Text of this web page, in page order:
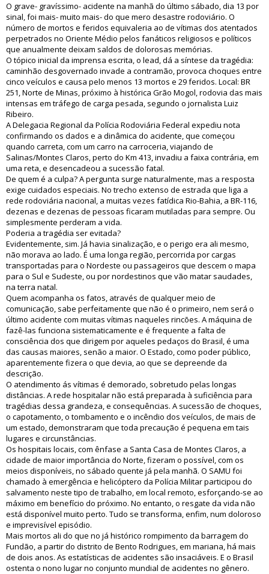
O grave- gravíssimo- acidente na manhã do último sábado, dia 13 por
sinal, foi mais- muito mais- do que mero desastre rodoviário. O
número de mortos e feridos equivaleria ao de vítimas dos atentados
perpetrados no Oriente Médio pelos fanáticos religiosos e políticos
que anualmente deixam saldos de dolorosas memórias.
O tópico inicial da imprensa escrita, o lead, dá a síntese da tragédia:
caminhão desgovernado invade a contramão, provoca choques entre
cinco veículos e causa pelo menos 13 mortos e 29 feridos. Local: BR
251, Norte de Minas, próximo à histórica Grão Mogol, rodovia das mais
intensas em tráfego de carga pesada, segundo o jornalista Luiz
Ribeiro.
A Delegacia Regional da Polícia Rodoviária Federal expediu nota
confirmando os dados e a dinâmica do acidente, que começou
quando carreta, com um carro na carroceria, viajando de
Salinas/Montes Claros, perto do Km 413, invadiu a faixa contrária, em
uma reta, e desencadeou a sucessão fatal.
De quem é a culpa? A pergunta surge naturalmente, mas a resposta
exige cuidados especiais. No trecho extenso de estrada que liga a
rede rodoviária nacional, a muitas vezes fatídica Rio-Bahia, a BR-116,
dezenas e dezenas de pessoas ficaram mutiladas para sempre. Ou
simplesmente perderam a vida.
Poderia a tragédia ser evitada?
Evidentemente, sim. Já havia sinalização, e o perigo era ali mesmo,
não morava ao lado. É uma longa região, percorrida por cargas
transportadas para o Nordeste ou passageiros que descem o mapa
para o Sul e Sudeste, ou por nordestinos que vão matar saudades,
na terra natal.
Quem acompanha os fatos, através de qualquer meio de
comunicação, sabe perfeitamente que não é o primeiro, nem será o
último acidente com muitas vítimas naqueles rincões. A máquina de
fazê-las funciona sistematicamente e é frequente a falta de
consciência dos que dirigem por aqueles pedaços do Brasil, é uma
das causas maiores, senão a maior. O Estado, como poder público,
aparentemente fizera o que devia, ao que se depreende da
descrição.
O atendimento ás vítimas é demorado, sobretudo pelas longas
distâncias. A rede hospitalar não está preparada à suficiência para
tragédias dessa grandeza, e consequências. A sucessão de choques,
o capotamento, o tombamento e o incêndio dos veículos, de mais de
um estado, demonstraram que toda precaução é pequena em tais
lugares e circunstâncias.
Os hospitais locais, com ênfase a Santa Casa de Montes Claros, a
cidade de maior importância do Norte, fizeram o possível, com os
meios disponíveis, no sábado quente já pela manhã. O SAMU foi
chamado à emergência e helicóptero da Polícia Militar participou do
salvamento neste tipo de trabalho, em local remoto, esforçando-se ao
máximo em benefício do próximo. No entanto, o resgate da vida não
está disponível muito perto. Tudo se transforma, enfim, num doloroso
e imprevisível episódio.
Mais mortos ali do que no já histórico rompimento da barragem do
Fundão, a partir do distrito de Bento Rodrigues, em mariana, há mais
de dois anos. As estatísticas de acidentes são insaciáveis. E o Brasil
ostenta o nono lugar no conjunto mundial de acidentes no gênero.